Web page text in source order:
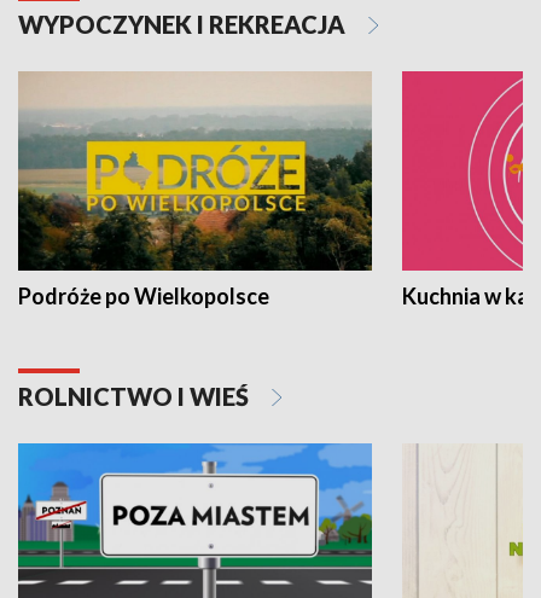
WYPOCZYNEK I REKREACJA
Podróże po Wielkopolsce Kuchnia w
ROLNICTWO I WIEŚ